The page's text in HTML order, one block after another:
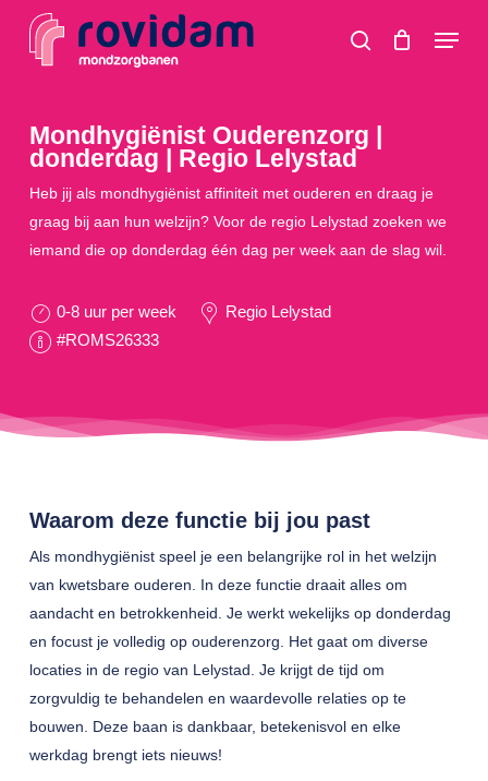
search
Menu
Mondhygiënist Ouderenzorg |
donderdag | Regio Lelystad
Heb jij als mondhygiënist affiniteit met ouderen en draag je
graag bij aan hun welzijn? Voor de regio Lelystad zoeken we
iemand die op donderdag één dag per week aan de slag wil.
0-8 uur per week
Regio Lelystad
#ROMS26333
Waarom deze functie bij jou past
Als mondhygiënist speel je een belangrijke rol in het welzijn
van kwetsbare ouderen. In deze functie draait alles om
aandacht en betrokkenheid. Je werkt wekelijks op donderdag
en focust je volledig op ouderenzorg. Het gaat om diverse
locaties in de regio van Lelystad. Je krijgt de tijd om
zorgvuldig te behandelen en waardevolle relaties op te
bouwen. Deze baan is dankbaar, betekenisvol en elke
werkdag brengt iets nieuws!